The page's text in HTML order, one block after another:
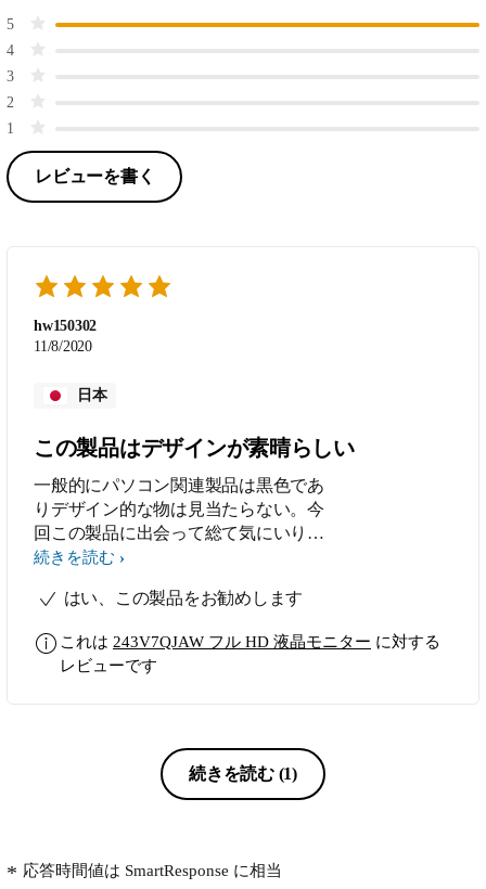
5
4
3
2
1
レビューを書く
hw150302
11/8/2020
日本
この製品はデザインが素晴らしい
一般的にパソコン関連製品は黒色であ
りデザイン的な物は見当たらない。今
回この製品に出会って総て気にいりま
した
続きを読む
はい、この製品をお勧めします
これは 243V7QJAW フル HD 液晶モニター に対する
レビューです
続きを読む (1)
応答時間値は SmartResponse に相当